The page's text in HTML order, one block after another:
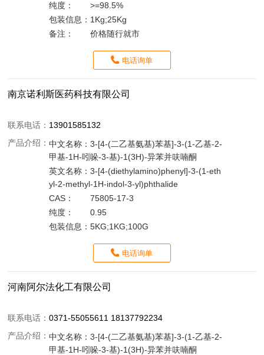
纯度：
>=98.5%
包装信息： 1Kg;25Kg
备注：
价格随行就市
电话询单
南京诺利斯医药科技有限公司
联系电话： 13901585132
产品介绍：中文名称：3-[4-(二乙基氨基)苯基]-3-(1-乙基-2-
甲基-1H-吲哚-3-基)-1(3H)-异苯并呋喃酮
英文名称：3-[4-(diethylamino)phenyl]-3-(1-eth
yl-2-methyl-1H-indol-3-yl)phthalide
CAS：
75805-17-3
纯度：
0.95
包装信息：5KG;1KG;100G
电话询单
河南阿尔法化工有限公司
联系电话：0371-55055611 18137792234
产品介绍：中文名称：3-[4-(二乙基氨基)苯基]-3-(1-乙基-2-
甲基-1H-吲哚-3-基)-1(3H)-异苯并呋喃酮